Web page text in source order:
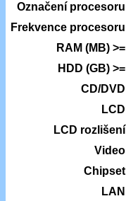
Označení procesoru
Frekvence procesoru
RAM (MB) >=
HDD (GB) >=
CD/DVD
LCD
LCD rozlišení
Video
Chipset
LAN